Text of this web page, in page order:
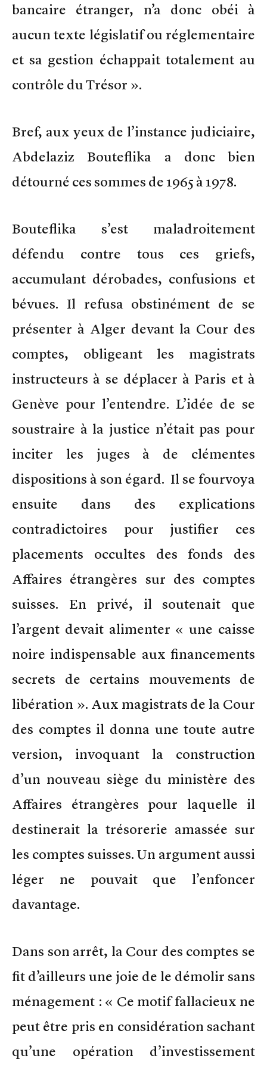
bancaire étranger, n’a donc obéi à
aucun texte législatif ou réglementaire
et sa gestion échappait totalement au
contrôle du Trésor ».
Bref, aux yeux de l’instance judiciaire,
Abdelaziz Bouteflika a donc bien
détourné ces sommes de 1965 à 1978.
Bouteflika s’est maladroitement
défendu contre tous ces griefs,
accumulant dérobades, confusions et
bévues. Il refusa obstinément de se
présenter à Alger devant la Cour des
comptes, obligeant les magistrats
instructeurs à se déplacer à Paris et à
Genève pour l’entendre. L’idée de se
soustraire à la justice n’était pas pour
inciter les juges à de clémentes
dispositions à son égard. Il se fourvoya
ensuite dans des explications
contradictoires pour justifier ces
placements occultes des fonds des
Affaires étrangères sur des comptes
suisses. En privé, il soutenait que
l’argent devait alimenter « une caisse
noire indispensable aux financements
secrets de certains mouvements de
libération ». Aux magistrats de la Cour
des comptes il donna une toute autre
version, invoquant la construction
d’un nouveau siège du ministère des
Affaires étrangères pour laquelle il
destinerait la trésorerie amassée sur
les comptes suisses. Un argument aussi
léger ne pouvait que l’enfoncer
davantage.
Dans son arrêt, la Cour des comptes se
fit d’ailleurs une joie de le démolir sans
ménagement : « Ce motif fallacieux ne
peut être pris en considération sachant
qu’une opération d’investissement